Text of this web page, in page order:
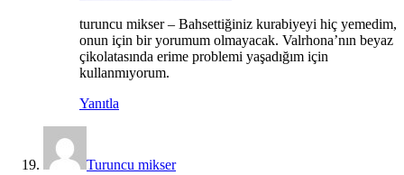
turuncu mikser – Bahsettiğiniz kurabiyeyi hiç yemedim,
onun için bir yorumum olmayacak. Valrhona’nın beyaz
çikolatasında erime problemi yaşadığım için
kullanmıyorum.
Yanıtla
Turuncu mikser